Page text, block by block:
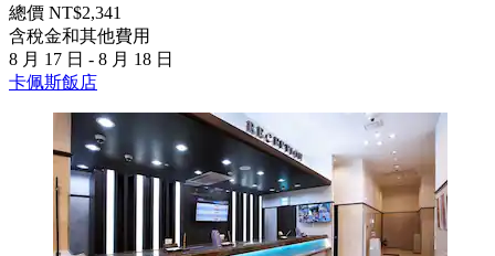
總價 NT$2,341
含稅金和其他費用
8 月 17 日 - 8 月 18 日
卡佩斯飯店